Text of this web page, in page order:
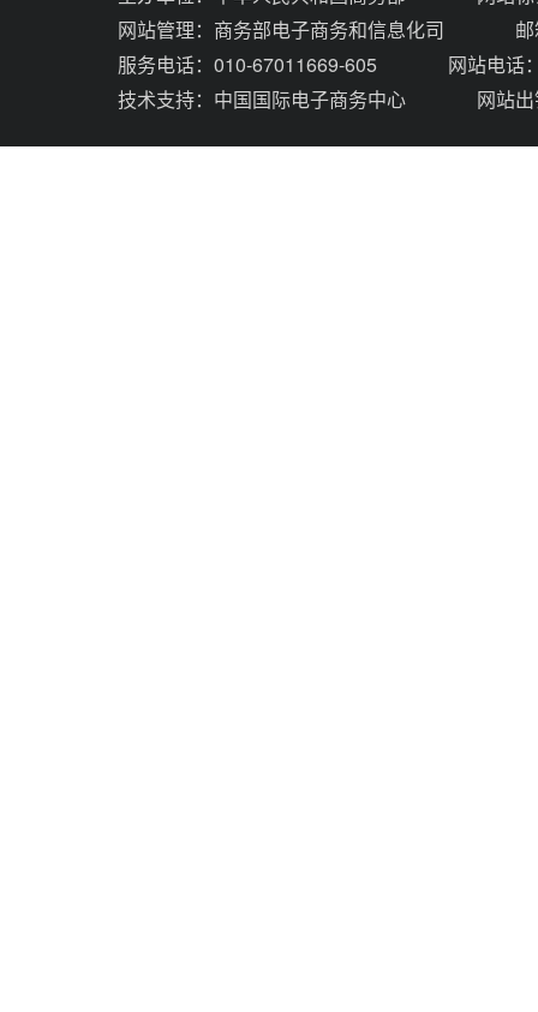
网站管理： 商务部电子商务和信息化司
服务电话：010-67011669-605
网站电话
技术支持： 中国国际电子商务中心 网站